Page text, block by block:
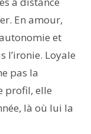
En amour,
et
l’ironie. Loyale
pas la
profil, elle
là où lui la